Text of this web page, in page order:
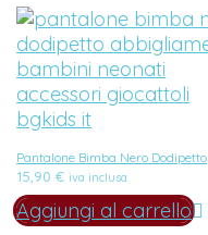
Pantalone Bimba Nero Dodipetto
15,90 € iva inclusa
Aggiungi al carrello